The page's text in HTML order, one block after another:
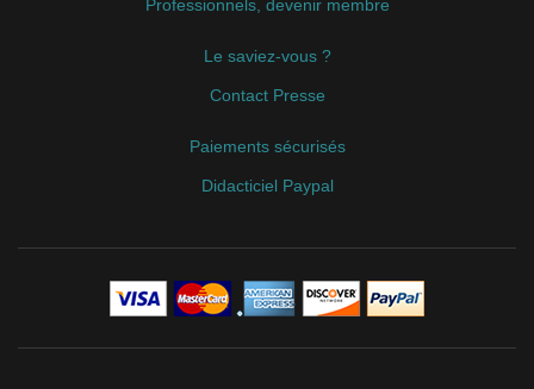
Professionnels, devenir membre
Le saviez-vous ?
Contact Presse
Paiements sécurisés
Didacticiel Paypal